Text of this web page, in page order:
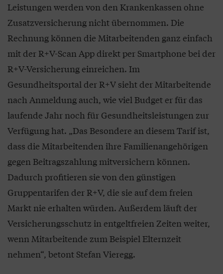
Leistungen werden von den Krankenkassen ohne
Zusatzversicherung nicht übernommen. Die
Rechnung können die Mitarbeitenden ganz einfach
mit der R+V-Scan App direkt per Smartphone bei der
R+V-Versicherung einreichen. Im
Gesundheitsportal der R+V sieht der Mitarbeitende
nach Anmeldung auch, wie viel Budget er für das
laufende Jahr noch für Gesundheitsleistungen zur
Verfügung hat. „Das Besondere an diesem Tarif ist,
dass die Mitarbeitenden ihre Familienangehörigen
gegen Beitragszahlung mitversichern können.
Dadurch profitieren sie von den günstigen
Gruppentarifen der R+V, die sie auf dem freien
Markt nie erhalten würden. Außerdem läuft der
Versicherungsschutz in entgeltfreien Zeiten weiter,
wenn Mitarbeitende zum Beispiel Elternzeit
nehmen“, betont Stefan Vieregg.